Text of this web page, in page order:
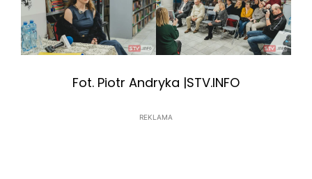
Fot. Piotr Andryka |STV.INFO
REKLAMA